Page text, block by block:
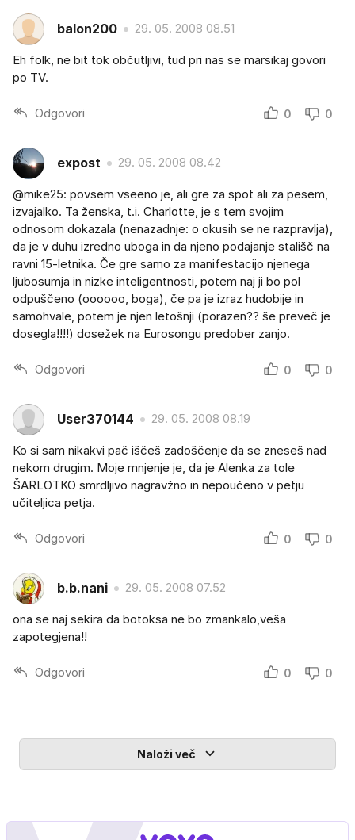
balon200 29. 05. 2008 08.51
Eh folk, ne bit tok občutljivi, tud pri nas se marsikaj govori
po TV.
Odgovori 0 0
expost 29. 05. 2008 08.42
@mike25: povsem vseeno je, ali gre za spot ali za pesem,
izvajalko. Ta ženska, t.i. Charlotte, je s tem svojim
odnosom dokazala (nenazadnje: o okusih se ne razpravlja),
da je v duhu izredno uboga in da njeno podajanje stališč na
ravni 15-letnika. Če gre samo za manifestacijo njenega
ljubosumja in nizke inteligentnosti, potem naj ji bo pol
odpuščeno (oooooo, boga), če pa je izraz hudobije in
samohvale, potem je njen letošnji (porazen?? še preveč je
dosegla!!!!) dosežek na Eurosongu predober zanjo.
Odgovori 0 0
User370144 29. 05. 2008 08.19
Ko si sam nikakvi pač iščeš zadoščenje da se zneseš nad
nekom drugim. Moje mnjenje je, da je Alenka za tole
ŠARLOTKO smrdljivo nagravžno in nepoučeno v petju
učiteljica petja.
Odgovori 0 0
b.b.nani 29. 05. 2008 07.52
ona se naj sekira da botoksa ne bo zmankalo,veša
zapotegjena!!
Odgovori 0 0
Naloži več